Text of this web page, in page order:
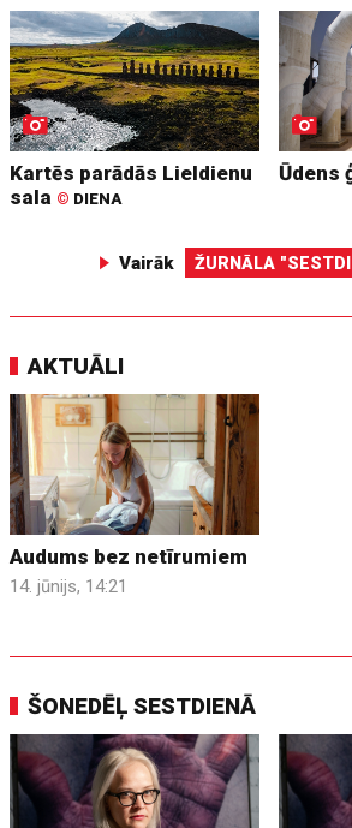
Kartēs parādās Lieldienu
sala © DIENA
Ūdens
Vairāk ŽURNĀLA
AKTUĀLI
Audums bez netīrumiem
14. jūnijs, 14:21
ŠONEDĒĻ SESTDIENĀ